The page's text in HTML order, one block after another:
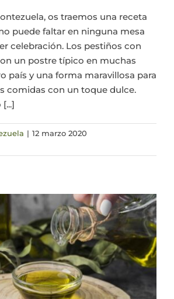
os traemos una receta
puede faltar en ninguna mesa
celebración. Los pestiños con
un postre típico en muchas
país y una forma maravillosa para
comidas con un toque dulce.
| 12 marzo 2020